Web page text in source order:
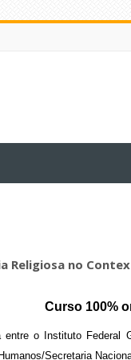
Religiosa no
Curso 100%
o Instituto Federal
Secretaria